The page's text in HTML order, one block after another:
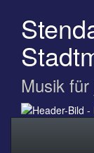
Hauptinhalt
springen
Musik